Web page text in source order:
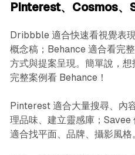
Pinterest、Cosmos、
Dribbble 適合快速看視覺表
概念稿；Behance 適合看完
方式與提案呈現。簡單說，
完整案例看 Behance！
Pinterest 適合大量搜尋、內
理品味、建立靈感庫；Savee
適合找平面、品牌、攝影風格